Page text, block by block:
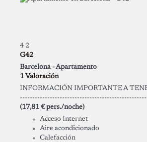
4 2
G42
Barcelona -Apartamento
1 Valoración
INFORMACIÓN IMPORTANTE A
(17,81 € pers./noche)
Acceso Internet
Aire acondicionado
Calefacción